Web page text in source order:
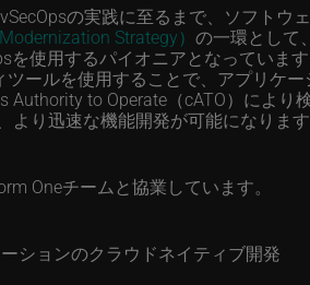
の実践に至るまで、ソフトウ
Strategy） の一環として
使用するパイオニアとなっています
ールを使用することで、アプリケ
Authority to Operate（cATO）によ
り迅速な機能開発が可能になります
Oneチームと協業しています。
ションのクラウドネイティブ開発